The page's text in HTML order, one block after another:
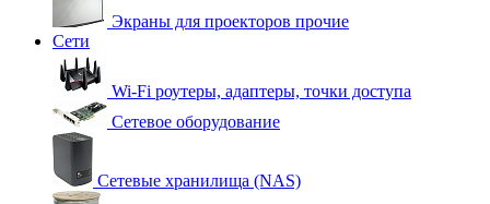
Экраны для проекторов прочие
Сети
Wi-Fi роутеры, адаптеры, точки доступа
Сетевое оборудование
Сетевые хранилища (NAS)